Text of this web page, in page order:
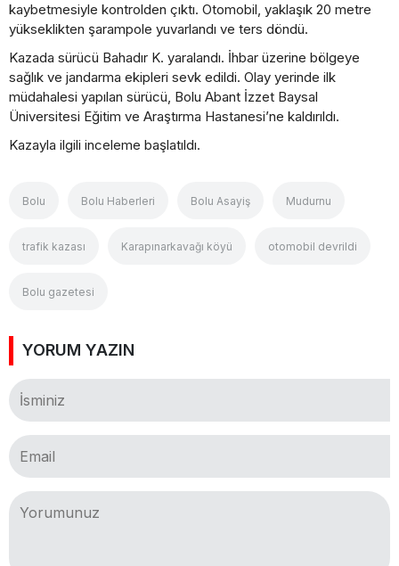
kaybetmesiyle kontrolden çıktı. Otomobil, yaklaşık 20 metre
yükseklikten şarampole yuvarlandı ve ters döndü.
Kazada sürücü Bahadır K. yaralandı. İhbar üzerine bölgeye
sağlık ve jandarma ekipleri sevk edildi. Olay yerinde ilk
müdahalesi yapılan sürücü, Bolu Abant İzzet Baysal
Üniversitesi Eğitim ve Araştırma Hastanesi’ne kaldırıldı.
Kazayla ilgili inceleme başlatıldı.
Bolu Bolu Haberleri Bolu Asayiş Mudurnu
trafik kazası Karapınarkavağı köyü otomobil devrildi
Bolu gazetesi
YORUM YAZIN